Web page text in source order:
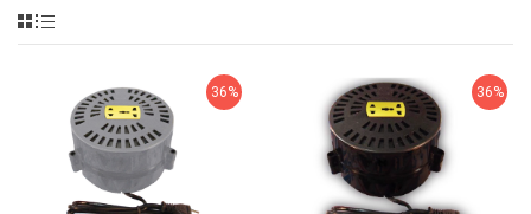
36% 36%